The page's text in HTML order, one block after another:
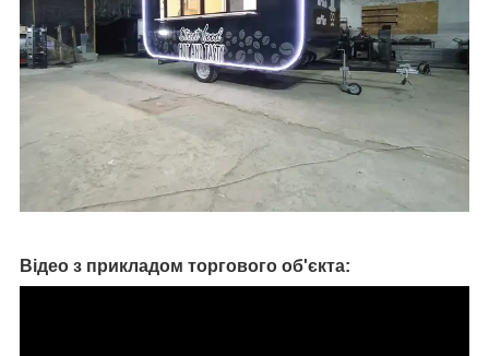
Відео з прикладом торгового об'єкта: